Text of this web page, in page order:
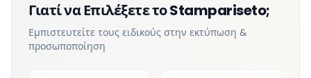
Γιατί να Επιλέξετε το Stampariseto;
Εμπιστευτείτε τους ειδικούς στην εκτύπωση &
προσωποποίηση